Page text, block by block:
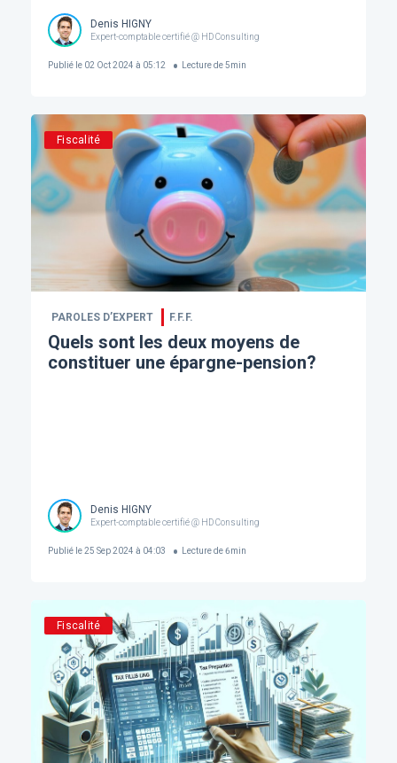
Denis HIGNY
Expert-comptable certifié @ HD Consulting
Publié le02 Oct 2024 à 05:12 Lecture de5min
Fiscalité
PAROLES D’EXPERT F.F.F.
Quels sont les deux moyens de
constituer une épargne-pension?
Denis HIGNY
Expert-comptable certifié @ HD Consulting
Publié le25 Sep 2024 à 04:03 Lecture de6min
Fiscalité